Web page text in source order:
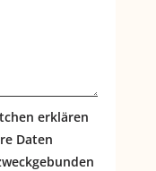
erklären
Daten